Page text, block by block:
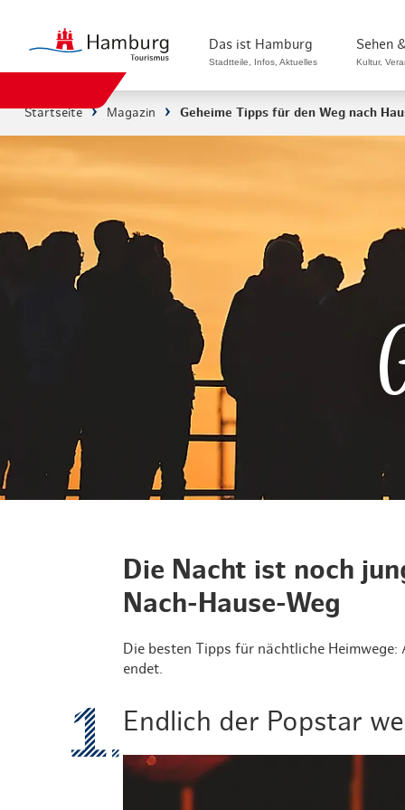
Das ist Hamburg
Stadtteile, Infos, Aktuelles
Ein Tag in Hamburg
Hamburg das ganze Jahr
Hamburg für...
Infos & Mobilität
Sehen
Kultur,
Musicals &
Hamburg
Radfahren
Historisches
Grüne
Startseite Magazin Geheime Tipps für den Weg nach
Die Nacht ist noch
Nach-Hause-Weg
Die besten Tipps für nächtliche
endet.
Endlich der Popstar